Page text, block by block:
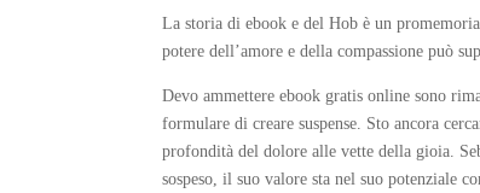
La storia di ebook e del Hob è un
potere dell’amore e della compassione può
Devo ammettere ebook gratis online sono
formulare di creare suspense. Sto ancora
profondità del dolore alle vette della gioia.
sospeso, il suo valore sta nel suo potenziale